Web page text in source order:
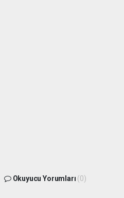
Okuyucu Yorumları (0)